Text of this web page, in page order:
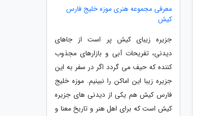
معرفی مجموعه هنری موزه خلیج فارس
کیش
جزیره زیبای کیش پر است از جاهای
دیدنی، تفریحات آبی و بازارهای مجذوب
کننده که حیف می گردد اگر در سفر به این
جزیره زیبا این اماکن را نبینیم. موزه خلیج
فارس کیش هم یکی از دیدنی های جزیره
کیش است که برای اهل هنر و تاریخ معنا و